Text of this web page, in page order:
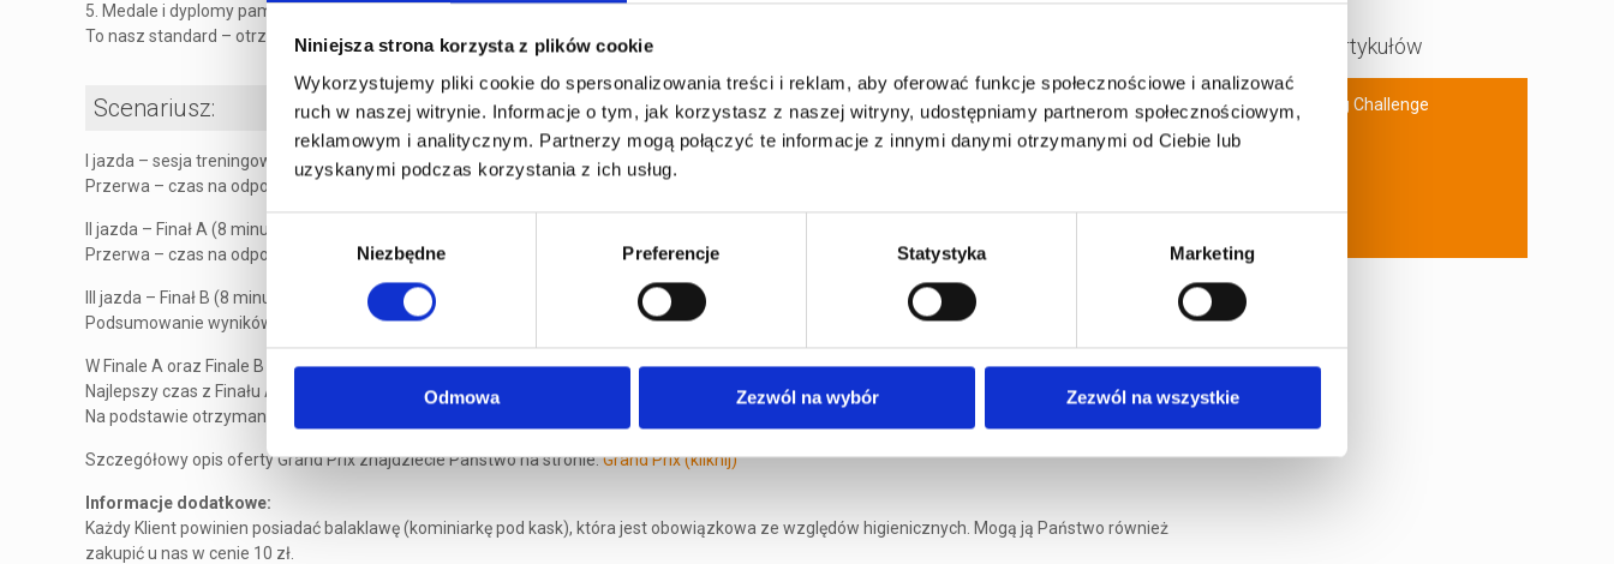
Niniejsza strona korzysta z plików cookie
Wykorzystujemy pliki cookie do spersonalizowania treści i reklam, aby oferować funkcje społecznościowe i analizować
ruch w naszej witrynie. Informacje o tym, jak korzystasz z naszej witryny, udostępniamy partnerom społecznościowym,
reklamowym i analitycznym. Partnerzy mogą połączyć te informacje z innymi danymi otrzymanymi od Ciebie lub
uzyskanymi podczas korzystania z ich usług.
Wybór
zgody
Niezbędne Preferencje Statystyka Marketing
Odmowa Zezwól na wybór Zezwól na wszystkie
5. Medale i dyplomy pamiątkowe
To nasz standard – otrzymujecie Państwo gratis! 3 medale dla zwycięzców oraz dyplomy dla wszystkich uczestników.
Scenariusz:
I jazda – sesja treningowa (8 minut)
Przerwa – czas na odpoczynek i analizę wyników sesji treningowej
II jazda – Finał A (8 minut)
Przerwa – czas na odpoczynek i analizę wyników Finału A
III jazda – Finał B (8 minut)
Podsumowanie wyników, dekoracja zwycięzców na podium.
W Finale A oraz Finale B kierowcy walczą o uzyskanie jak najlepszego czasu przejazdu jednego okrążenia toru (best lap).
Najlepszy czas z Finału A oraz najlepszy czas z Finału B są sumowane.
Na podstawie otrzymanego rezultatu system utworzy klasyfikacje generalną Grand Prix.
Szczegółowy opis oferty Grand Prix znajdziecie Państwo na stronie:Grand Prix (kliknij)
Informacje dodatkowe:
Każdy Klient powinien posiadać balaklawę (kominiarkę pod kask), która jest obowiązkowa ze względów higienicznych. Mogą ją Państwo również
zakupić u nas w cenie 10 zł.
Kategorie artykułów
A1Karting Challenge